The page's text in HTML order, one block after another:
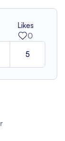
Likes
0
5